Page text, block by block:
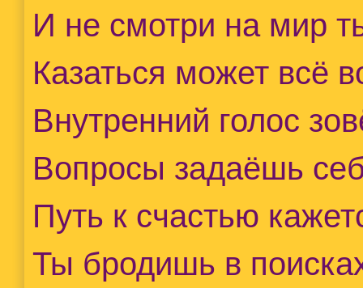
И не смотри на мир
Казаться может всё
Внутренний голос
Вопросы задаёшь
Путь к счастью
Ты бродишь в